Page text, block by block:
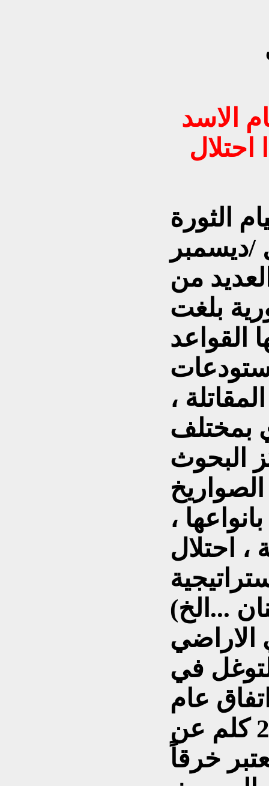
الاسد
الثورة
/ديسمبر
من
بلغت
القواعد
،
بمختلف
البحوث
،
، احتلال
...الخ)
الاراضي
في
عام
1974 والتقرب اقل من 25 كلم عن
خرقاً